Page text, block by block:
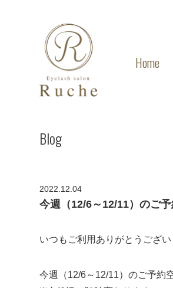
Home
Blog
2022.12.04
今週（12/6～12/11）のご
いつもご利用ありがとうござい
今週（12/6～12/11）のご予約